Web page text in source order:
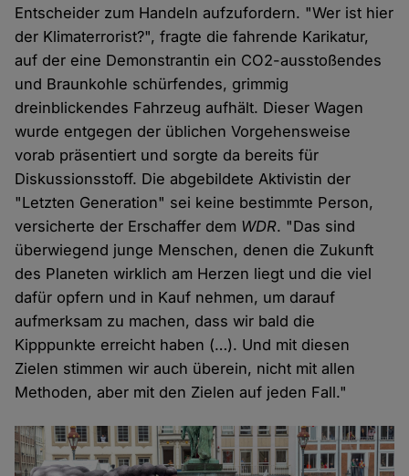
Entscheider zum Handeln aufzufordern. "Wer ist hier
der Klimaterrorist?", fragte die fahrende Karikatur,
auf der eine Demonstrantin ein CO2-ausstoßendes
und Braunkohle schürfendes, grimmig
dreinblickendes Fahrzeug aufhält. Dieser Wagen
wurde entgegen der üblichen Vorgehensweise
vorab präsentiert und sorgte da bereits für
Diskussionsstoff. Die abgebildete Aktivistin der
"Letzten Generation" sei keine bestimmte Person,
versicherte der Erschaffer dem WDR. "Das sind
überwiegend junge Menschen, denen die Zukunft
des Planeten wirklich am Herzen liegt und die viel
dafür opfern und in Kauf nehmen, um darauf
aufmerksam zu machen, dass wir bald die
Kipppunkte erreicht haben (…). Und mit diesen
Zielen stimmen wir auch überein, nicht mit allen
Methoden, aber mit den Zielen auf jeden Fall."